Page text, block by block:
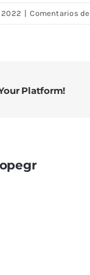
| Comentarios
Platform!